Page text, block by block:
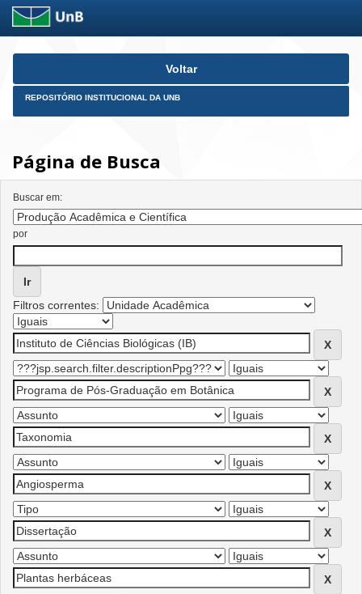
Skip
Voltar
REPOSITÓRIO INSTITUCIONAL DA UNB
Página de Busca
Buscar em:
por
Filtros correntes: